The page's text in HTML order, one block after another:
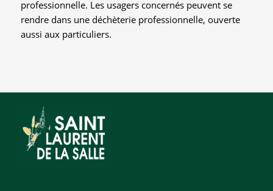
professionnelle. Les usagers concernés peuvent se
rendre dans une déchèterie professionnelle, ouverte
aussi aux particuliers.